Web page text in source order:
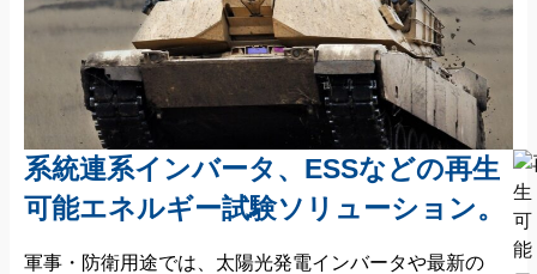
系統連系インバータ、ESSなどの再生
可能エネルギー試験ソリューション。
軍事・防衛用途では、太陽光発電インバータや最新の